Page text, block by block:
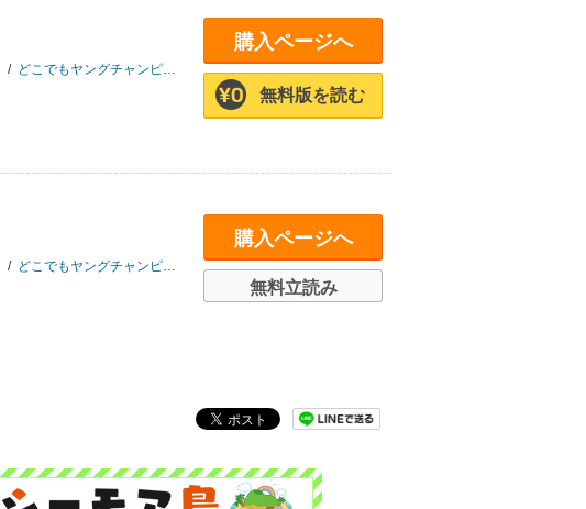
/
どこでもヤングチャンピオン
購入ページへ
無料版を読む
/
どこでもヤングチャンピオン
購入ページへ
無料立読み